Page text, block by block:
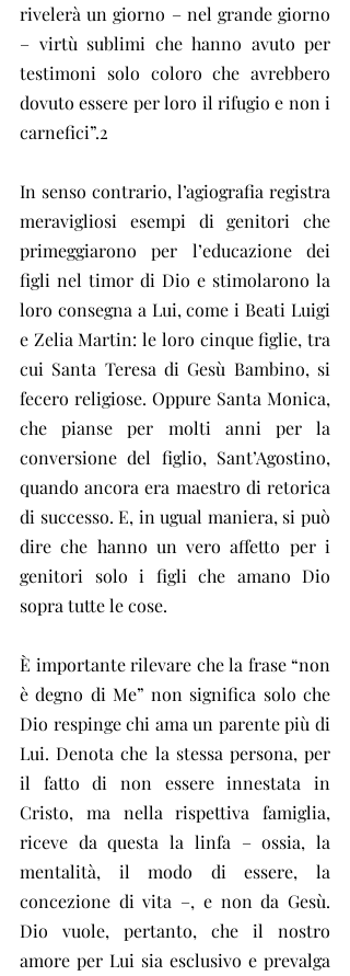
rivelerà un giorno – nel grande giorno
– virtù sublimi che hanno avuto per
testimoni solo coloro che avrebbero
dovuto essere per loro il rifugio e non i
carnefici”.2
In senso contrario, l’agiografia registra
meravigliosi esempi di genitori che
primeggiarono per l’educazione dei
figli nel timor di Dio e stimolarono la
loro consegna a Lui, come i Beati Luigi
e Zelia Martin: le loro cinque figlie, tra
cui Santa Teresa di Gesù Bambino, si
fecero religiose. Oppure Santa Monica,
che pianse per molti anni per la
conversione del figlio, Sant’Agostino,
quando ancora era maestro di retorica
di successo. E, in ugual maniera, si può
dire che hanno un vero affetto per i
genitori solo i figli che amano Dio
sopra tutte le cose.
È importante rilevare che la frase “non
è degno di Me” non significa solo che
Dio respinge chi ama un parente più di
Lui. Denota che la stessa persona, per
il fatto di non essere innestata in
Cristo, ma nella rispettiva famiglia,
riceve da questa la linfa – ossia, la
mentalità, il modo di essere, la
concezione di vita –, e non da Gesù.
Dio vuole, pertanto, che il nostro
amore per Lui sia esclusivo e prevalga